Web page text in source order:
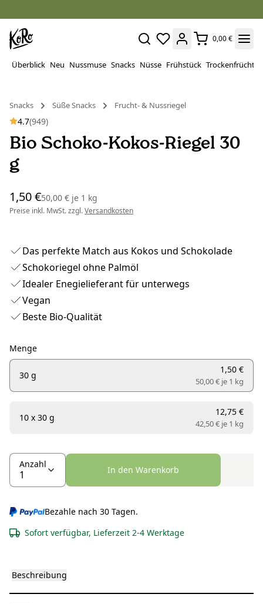
0,00 €
Überblick Neu Nussmuse Snacks Nüsse Frühstück Trockenfrüchte
Snacks
Süße Snacks Frucht- & Nussriegel
4.7(949)
Bio Schoko-Kokos-Riegel 30
g
1,50 €50,00 € je 1 kg
Preise inkl. MwSt. zzgl.Versandkosten
Das perfekte Match aus Kokos und Schokolade
Schokoriegel ohne Palmöl
Idealer Enegielieferant für unterwegs
Vegan
Beste Bio-Qualität
Menge
30 g
1,50 €
50,00 € je 1 kg
10 x 30 g
12,75 €
42,50 € je 1 kg
Anzahl
In den Warenkorb
Bezahle nach 30 Tagen.
Sofort verfügbar, Lieferzeit 2-4 Werktage
Beschreibung